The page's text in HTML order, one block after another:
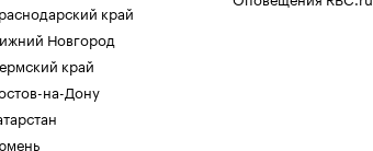
край
Новгород
край
на-Дону